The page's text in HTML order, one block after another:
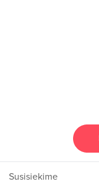
Susisiekime